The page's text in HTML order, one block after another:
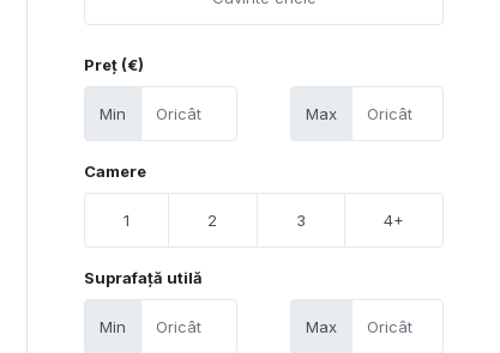
Preț (€)
Min Max
Camere
1 2 3 4+
Suprafață utilă
Min Max